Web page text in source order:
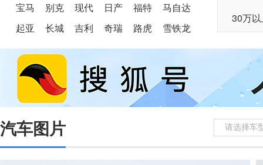
宝马
别克 现代 日产 福特
马自达
起亚
长城 吉利 奇瑞 路虎 雪铁龙
30万
汽车图片 请选择车